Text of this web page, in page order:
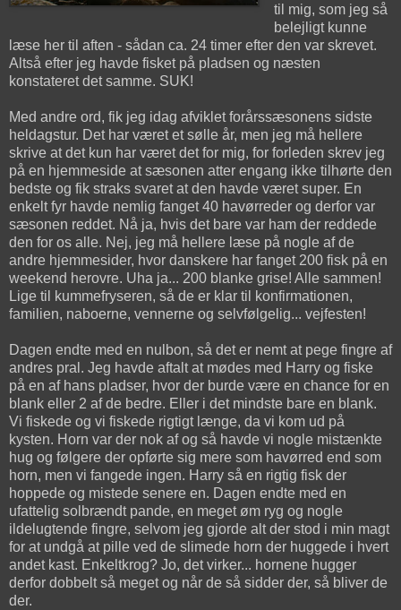
til mig, som jeg så
belejligt kunne
læse her til aften - sådan ca. 24 timer efter den var skrevet.
Altså efter jeg havde fisket på pladsen og næsten
konstateret det samme. SUK!
Med andre ord, fik jeg idag afviklet forårssæsonens sidste
heldagstur. Det har været et sølle år, men jeg må hellere
skrive at det kun har været det for mig, for forleden skrev jeg
på en hjemmeside at sæsonen atter engang ikke tilhørte den
bedste og fik straks svaret at den havde været super. En
enkelt fyr havde nemlig fanget 40 havørreder og derfor var
sæsonen reddet. Nå ja, hvis det bare var ham der reddede
den for os alle. Nej, jeg må hellere læse på nogle af de
andre hjemmesider, hvor danskere har fanget 200 fisk på en
weekend herovre. Uha ja... 200 blanke grise! Alle sammen!
Lige til kummefryseren, så de er klar til konfirmationen,
familien, naboerne, vennerne og selvfølgelig... vejfesten!
Dagen endte med en nulbon, så det er nemt at pege fingre af
andres pral. Jeg havde aftalt at mødes med Harry og fiske
på en af hans pladser, hvor der burde være en chance for en
blank eller 2 af de bedre. Eller i det mindste bare en blank.
Vi fiskede og vi fiskede rigtigt længe, da vi kom ud på
kysten. Horn var der nok af og så havde vi nogle mistænkte
hug og følgere der opførte sig mere som havørred end som
horn, men vi fangede ingen. Harry så en rigtig fisk der
hoppede og mistede senere en. Dagen endte med en
ufattelig solbrændt pande, en meget øm ryg og nogle
ildelugtende fingre, selvom jeg gjorde alt der stod i min magt
for at undgå at pille ved de slimede horn der huggede i hvert
andet kast. Enkeltkrog? Jo, det virker... hornene hugger
derfor dobbelt så meget og når de så sidder der, så bliver de
der.